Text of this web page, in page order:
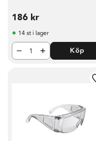
186 kr
14 st i lager
Köp